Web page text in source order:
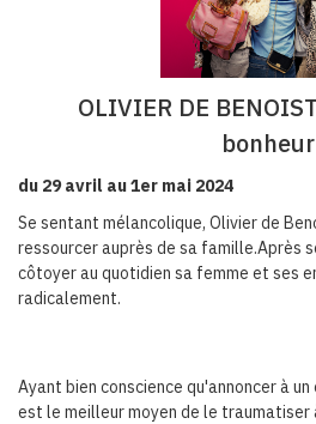
OLIVIER DE
bonheur
du 29 avril au 1er mai 2024
Se sentant mélancolique, Olivier de
ressourcer auprès de sa famille.Après
côtoyer au quotidien sa femme et ses
radicalement.
Ayant bien conscience qu'annoncer à
est le meilleur moyen de le traumatiser